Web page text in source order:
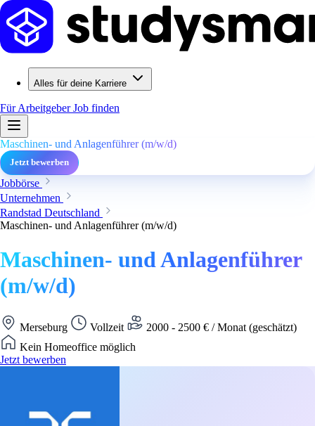
Alles für deine Karriere
Für ArbeitgeberJob finden
Maschinen- und Anlagenführer (m/w/d)
Jetzt bewerben
Jobbörse
Unternehmen
Randstad Deutschland
Maschinen- und Anlagenführer (m/w/d)
Maschinen- und Anlagenführer
(m/w/d)
Merseburg Vollzeit
2000 - 2500 € / Monat (geschätzt)
Kein Homeoffice möglich
Jetzt bewerben